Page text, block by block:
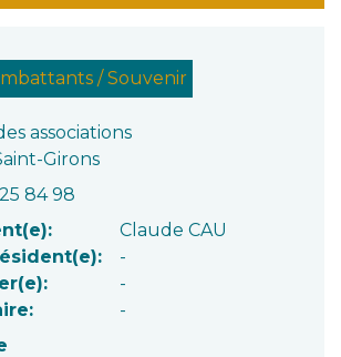
/ Souvenir
associations
Girons
84 98
Claude CAU
-
-
-